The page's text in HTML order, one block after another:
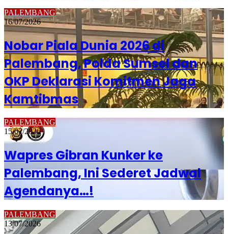
PALEMBANG
16/07/2026
Nobar Piala Dunia 2026 di
Palembang, Polda Sumsel dan
OKP Deklarasi Komitmen Jaga
Kamtibmas
PALEMBANG
15/07/2026
Wapres Gibran Kunker ke
Palembang, Ini Sederet Jadwal
Agendanya…!
PALEMBANG
13/07/2026